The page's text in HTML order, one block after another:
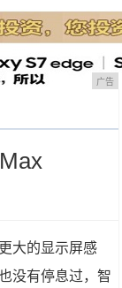
广告
大的显示屏感
没有停息过，智